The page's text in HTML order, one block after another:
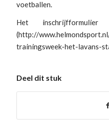
voetballen.
Het
(http://
trainingsweek-het-lavans-
Deel dit stuk